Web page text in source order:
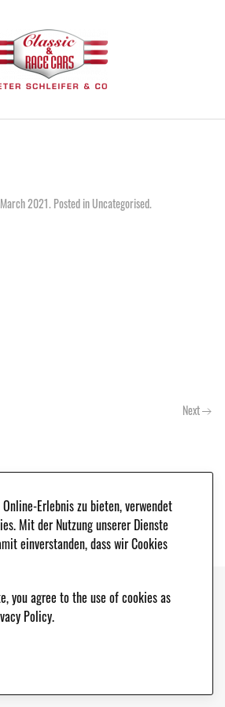
2021. Posted inUncategorised.
Next
Cars - Peter Schleifer & Co. |LEGAL NOTICE
Erlebnis zu bieten, verwendet
Mit der Nutzung unserer Dienste
einverstanden, dass wir Cookies
you agree to the use of cookies as
Policy.